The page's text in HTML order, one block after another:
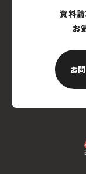
資料
お
お